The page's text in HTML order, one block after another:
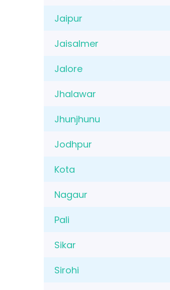
Jaipur
Jaisalmer
Jalore
Jhalawar
Jhunjhunu
Jodhpur
Kota
Nagaur
Pali
Sikar
Sirohi